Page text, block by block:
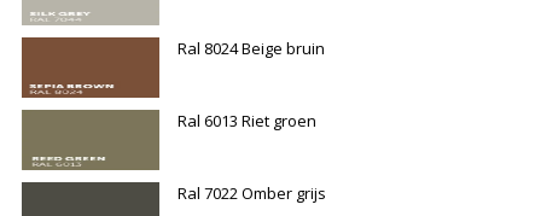
Ral 8024 Beige bruin
Ral 6013 Riet groen
Ral 7022 Omber grijs